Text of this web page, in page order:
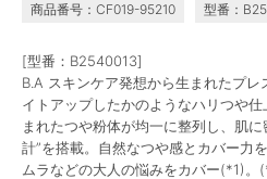
商品番号：CF019-95210 型番：
[型番：B2540013]
B.A スキンケア発想から生まれたプ
イトアップしたかのようなハリつや
まれたつや粉体が均一に整列し、肌
計”を搭載。自然なつや感とカバー力
ムラなどの大人の悩みをカバー(*1)。